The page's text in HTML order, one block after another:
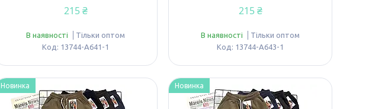
215 ₴
В наявності
Тільки оптом
13744-A641-1
215 ₴
В наявності
Тільки оптом
13744-A643-1
Новинка Новинка